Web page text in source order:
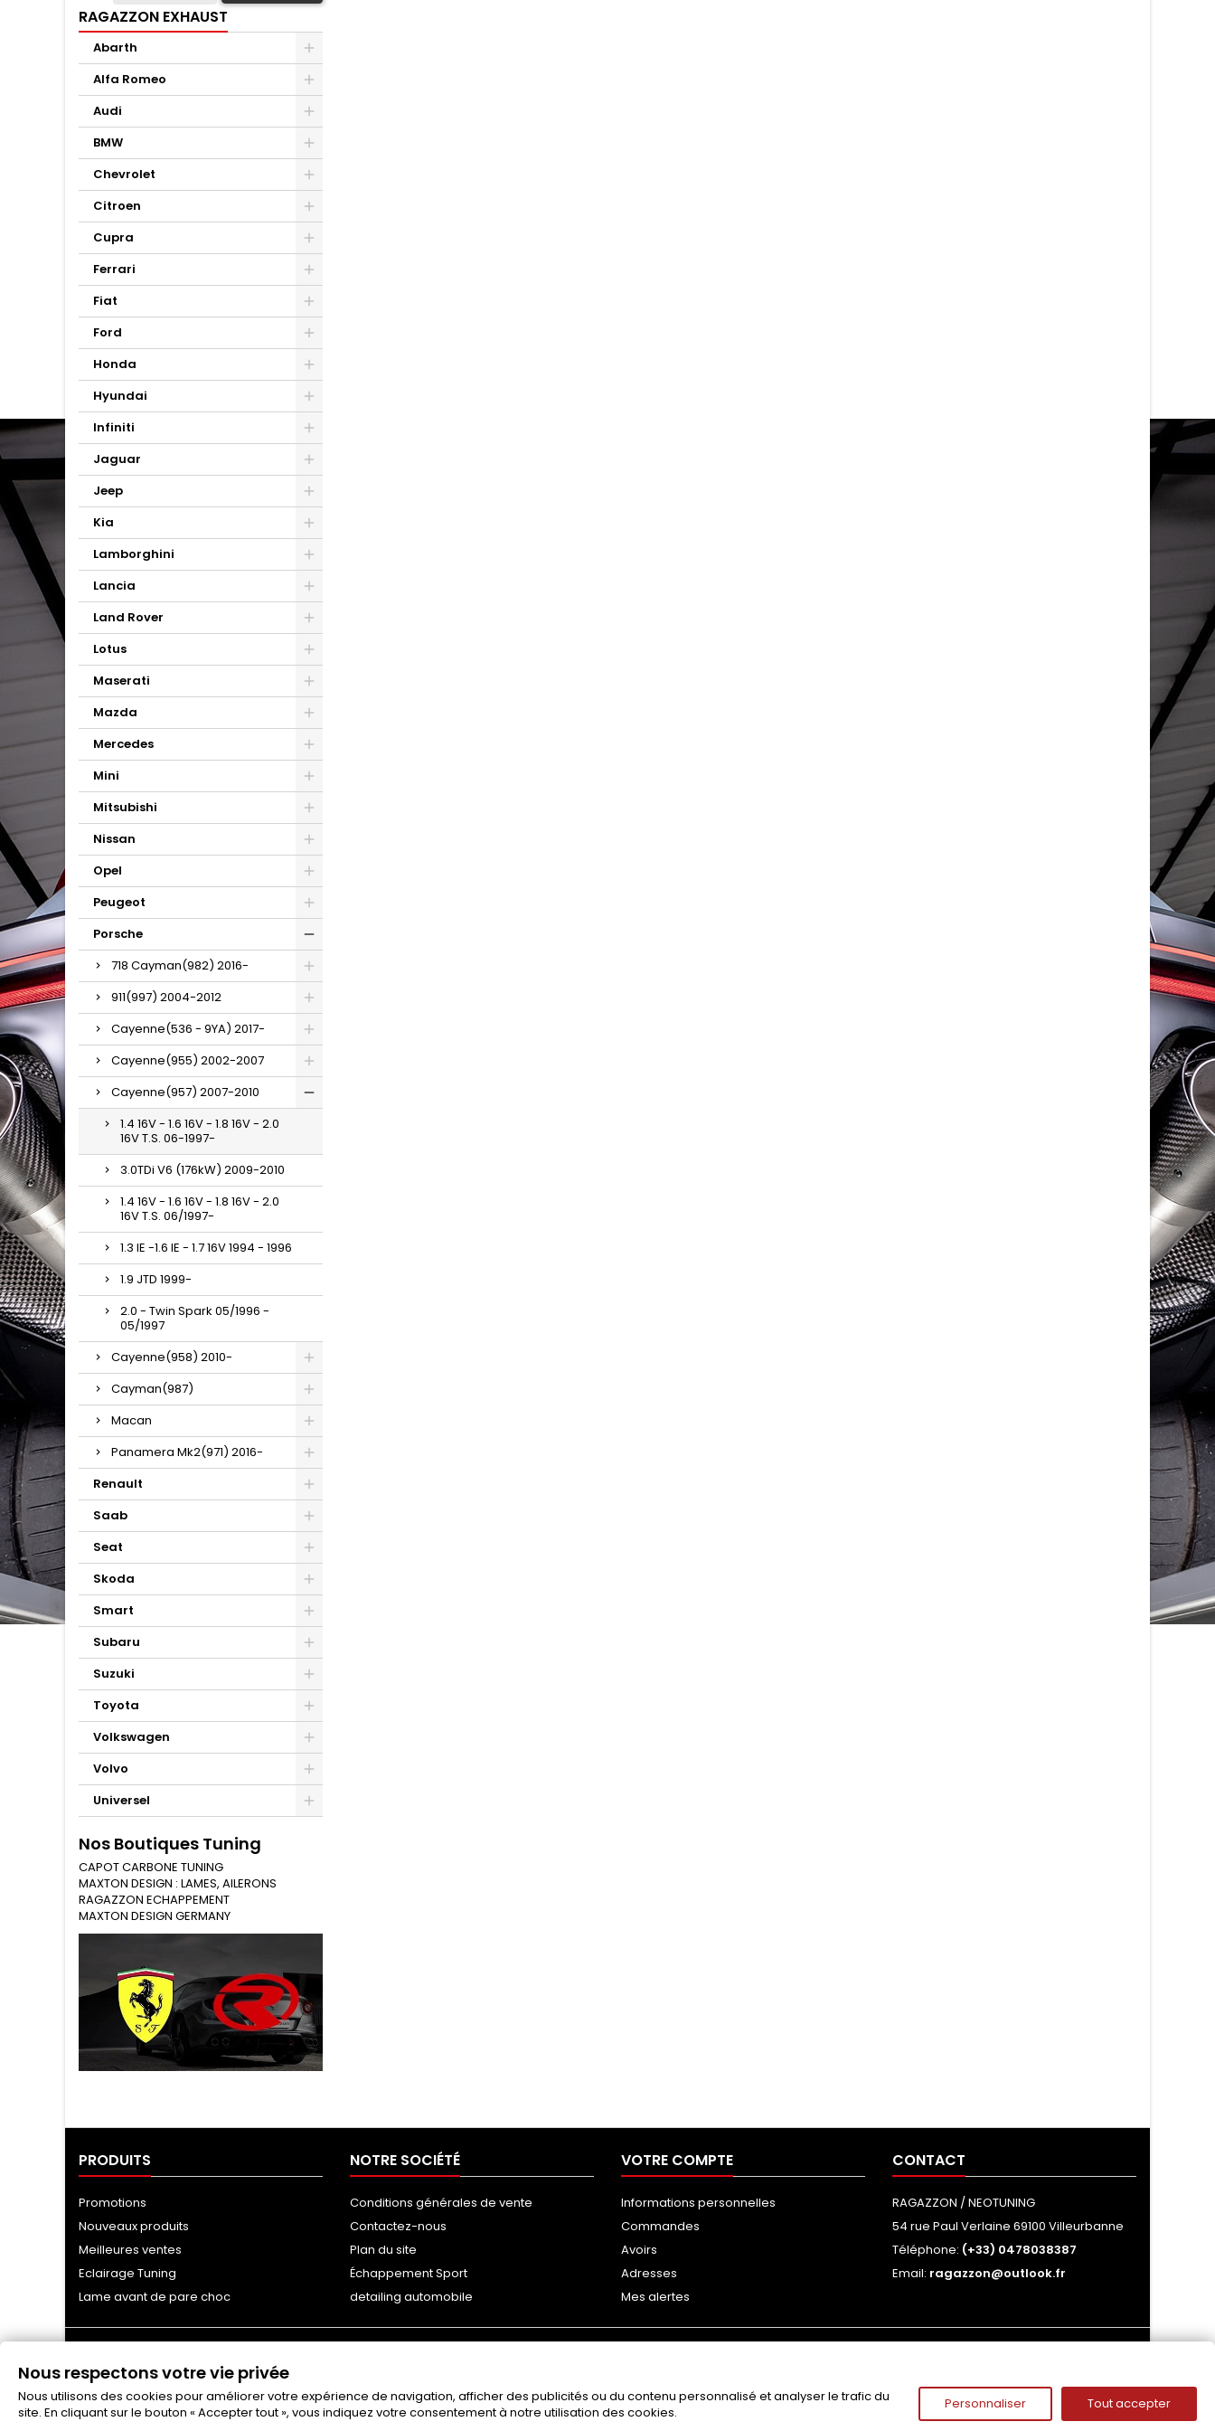
RAGAZZON EXHAUST
Abarth
Alfa Romeo
Audi
BMW
Chevrolet
Citroen
Cupra
Ferrari
Fiat
Ford
Honda
Hyundai
Infiniti
Jaguar
Jeep
Kia
Lamborghini
Lancia
Land Rover
Lotus
Maserati
Mazda
Mercedes
Mini
Mitsubishi
Nissan
Opel
Peugeot
Porsche
718 Cayman(982) 2016-
911(997) 2004-2012
Cayenne(536 - 9YA) 2017-
Cayenne(955) 2002-2007
Cayenne(957) 2007-2010
1.4 16V - 1.6 16V - 1.8 16V - 2.0
16V T.S. 06-1997-
3.0TDi V6 (176kW) 2009-2010
1.4 16V - 1.6 16V - 1.8 16V - 2.0
16V T.S. 06/1997-
1.3 IE -1.6 IE - 1.7 16V 1994 - 1996
1.9 JTD 1999-
2.0 - Twin Spark 05/1996 -
05/1997
Cayenne(958) 2010-
Cayman(987)
Macan
Panamera Mk2(971) 2016-
Renault
Saab
Seat
Skoda
Smart
Subaru
Suzuki
Toyota
Volkswagen
Volvo
Universel
Nos Boutiques Tuning
CAPOT CARBONE TUNING
MAXTON DESIGN : LAMES, AILERONS
RAGAZZON ECHAPPEMENT
MAXTON DESIGN GERMANY
PRODUITS
Promotions
Nouveaux produits
Meilleures ventes
Eclairage Tuning
Lame avant de pare choc
NOTRE SOCIÉTÉ
Conditions générales de vente
Contactez-nous
Plan du site
Échappement Sport
detailing automobile
VOTRE COMPTE
Informations personnelles
Commandes
Avoirs
Adresses
Mes alertes
CONTACT
RAGAZZON / NEOTUNING
54 rue Paul Verlaine 69100 Villeurbanne
Téléphone: (+33) 0478038387
Email: ragazzon@outlook.fr
Nous respectons votre vie privée
Nous utilisons des cookies pour améliorer votre expérience de navigation, afficher des publicités ou du contenu personnalisé et analyser le trafic du
site. En cliquant sur le bouton « Accepter tout », vous indiquez votre consentement à notre utilisation des cookies.
Personnaliser Tout accepter